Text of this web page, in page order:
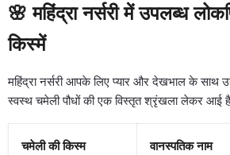
🌸 महिंद्रा नर्सरी में उपलब्ध
किस्में
महिंद्रा नर्सरी आपके लिए प्यार और देखभाल के साथ
स्वस्थ चमेली पौधों की एक विस्तृत श्रृंखला लेकर आई
चमेली की किस्म वानस्पतिक नाम